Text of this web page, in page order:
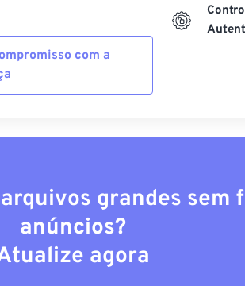
com a
grandes sem
anúncios?
agora